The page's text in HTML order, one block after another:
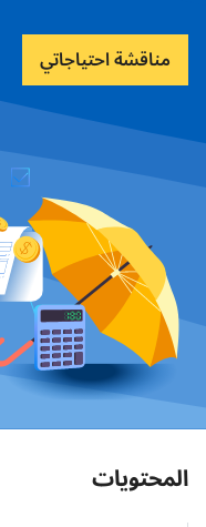
مناقشة احتياجاتي
المحتويات